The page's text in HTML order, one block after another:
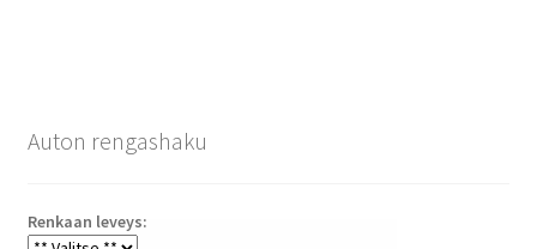
Auton rengashaku
Renkaan leveys: